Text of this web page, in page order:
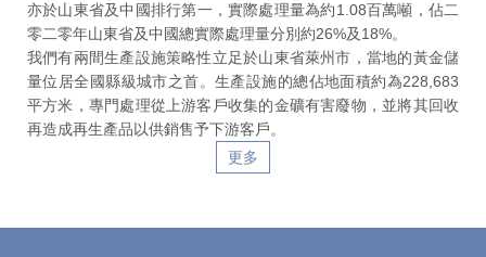
亦於山東省及中國排行第一，實際處理量為約1.08百萬噸，佔二
零二零年山東省及中國總實際處理量分別約26%及18%。
我們有兩間生產設施策略性立足於山東省萊州市，當地的黃金儲
量位居全國縣級城市之首。生產設施的總佔地面積約為228,683
平方米，專門處理從上游客戶收集的金礦有害廢物，並將其回收
再造成再生產品以供銷售予下游客戶。
更多